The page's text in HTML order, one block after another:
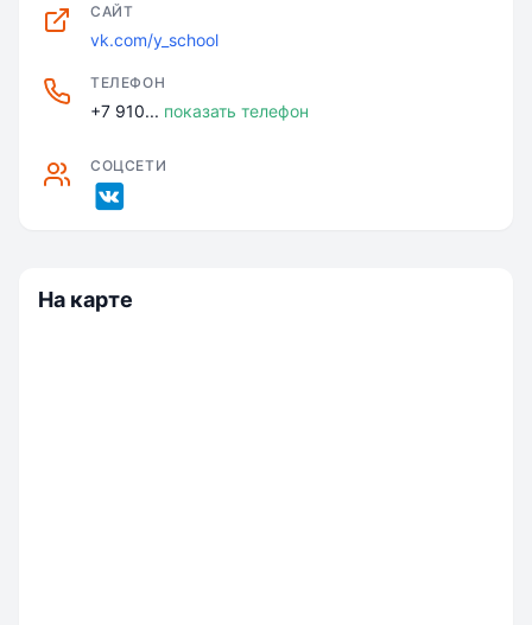
САЙТ
vk.com/y_school
ТЕЛЕФОН
+7 910... показать телефон
СОЦСЕТИ
На карте